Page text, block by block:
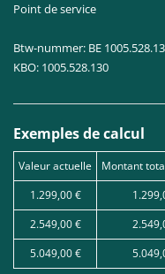
Point de service
Btw-nummer: BE
KBO: 1005.528.130
Exemples de calcul
Valeur actuelle Montant
1.299,00 €
2.549,00 €
5.049,00 €